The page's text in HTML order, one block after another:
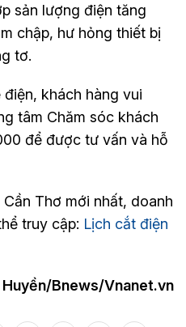
sản lượng điện tăng
chập, hư hỏng thiết bị
tơ.
khách hàng vui
tâm Chăm sóc khách
để được tư vấn và hỗ
Thơ mới nhất, doanh
truy cập: Lịch cắt điện
Bnews/Vnanet.vn